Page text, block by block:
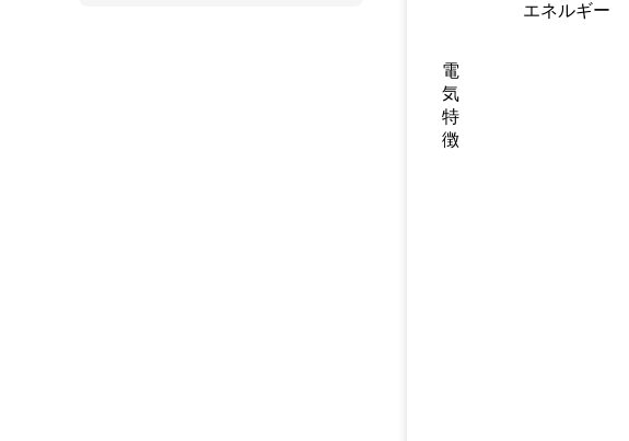
電
気
特
徴
エネルギー